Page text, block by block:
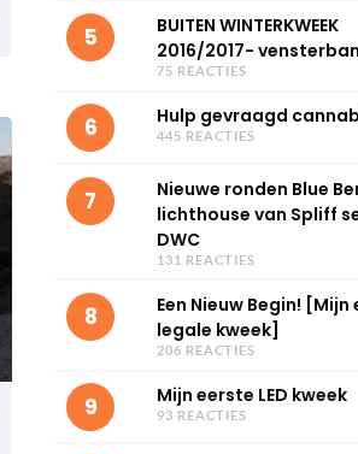
5
BUITEN WINTERKWEEK
2016/2017-
75 REACTIES
6 Hulp gevraagd
445 REACTIES
7
Nieuwe ronden Blue
lichthouse van Spliff
DWC
131 REACTIES
8
Een Nieuw Begin! [Mijn
legale kweek]
206 REACTIES
9 Mijn eerste LED kweek
93 REACTIES